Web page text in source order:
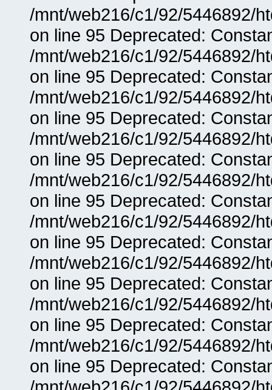
/mnt/web216/c1/92/5446892/
on line 95 Deprecated:
/mnt/web216/c1/92/5446892/
on line 95 Deprecated:
/mnt/web216/c1/92/5446892/
on line 95 Deprecated:
/mnt/web216/c1/92/5446892/
on line 95 Deprecated:
/mnt/web216/c1/92/5446892/
on line 95 Deprecated:
/mnt/web216/c1/92/5446892/
on line 95 Deprecated:
/mnt/web216/c1/92/5446892/
on line 95 Deprecated:
/mnt/web216/c1/92/5446892/
on line 95 Deprecated:
/mnt/web216/c1/92/5446892/
on line 95 Deprecated: